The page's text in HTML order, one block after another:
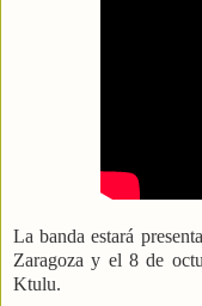
La banda estará
Zaragoza y el 8 de
Ktulu.